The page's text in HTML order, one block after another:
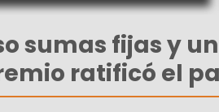
sumas fijas y un
ratificó el